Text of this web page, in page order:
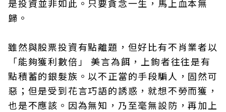
是投資並非如此。只要貪念一生，馬上血本無
歸。
雖然與股票投資有點離題，但好比有不肖業者以
「能夠獲利數倍」 美言為餌，上鉤者往往是有
點積蓄的銀髮族。以不正當的手段騙人，固然可
惡；但是受到花言巧語的誘惑，就想不勞而獲，
也是不應該。因為無知，乃至毫無設防，再加上